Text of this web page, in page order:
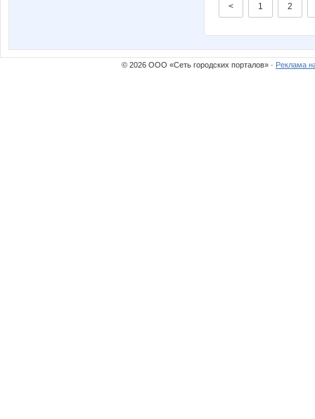
< 1 2
© 2026 ООО «Сеть городских порталов» · Реклама